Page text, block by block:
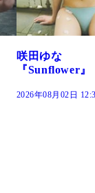
藤水咲桜『花
だまり』
2026年08月02日